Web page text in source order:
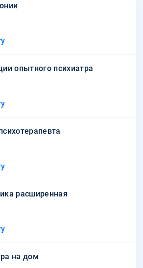
опытного психиатра
расширенная
на дом